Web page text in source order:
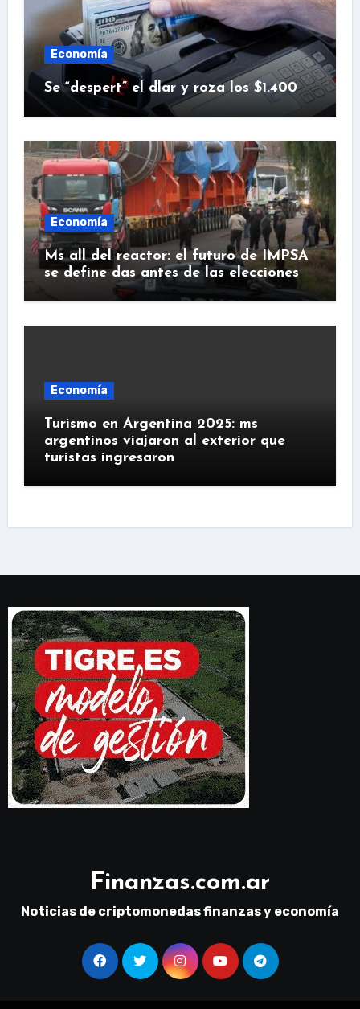
Economía
Se “despert” el dlar y roza los $1.400
Economía
Ms all del reactor: el futuro de IMPSA
se define das antes de las elecciones
Economía
Turismo en Argentina 2025: ms
argentinos viajaron al exterior que
turistas ingresaron
Finanzas.com.ar
Noticias de criptomonedas finanzas y economía